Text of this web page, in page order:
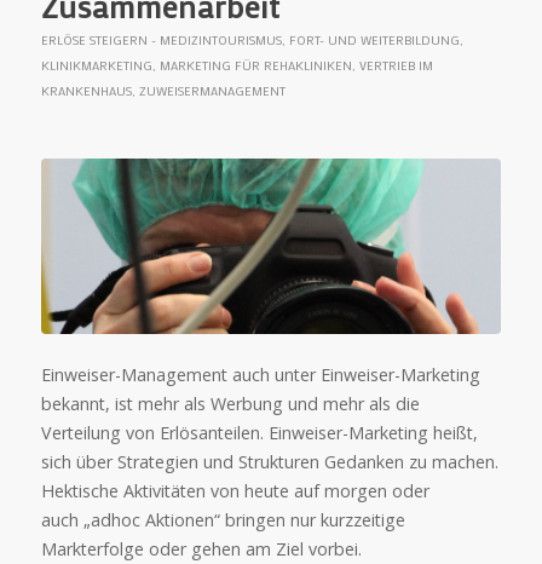
ERLÖSE STEIGERN - MEDIZINTOURISMUS, FORT- UND WEITERBILDUNG,
KLINIKMARKETING, MARKETING FÜR REHAKLINIKEN, VERTRIEB IM
KRANKENHAUS, ZUWEISERMANAGEMENT
Einweiser-Management auch unter Einweiser-Marketing
bekannt, ist mehr als Werbung und mehr als die
Verteilung von Erlösanteilen. Einweiser-Marketing heißt,
sich über Strategien und Strukturen Gedanken zu machen.
Hektische Aktivitäten von heute auf morgen oder
auch „adhoc Aktionen“ bringen nur kurzzeitige
Markterfolge oder gehen am Ziel vorbei.